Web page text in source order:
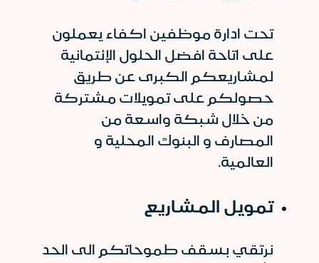
تحت ادارة موظفين اكفاء يعملون
على اتاحة افضل الحلول الإئتمانية
لمشاريعكم الكبرى عن طريق
حصولكم على تمويلات مشتركة
من خلال شبكة واسعة من
المصارف و البنوك المحلية و
العالمية.
تمويل المشاريع
نرتقي بسقف طموحاتكم الى الحد